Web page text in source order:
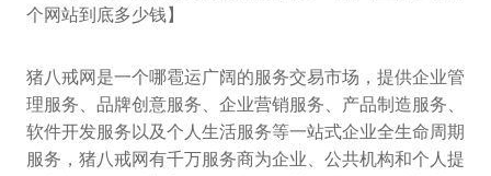
个网站到底多少钱】
猪八戒网是一个哪雹运广阔的服务交易市场，提供企业管
理服务、品牌创意服务、企业营销服务、产品制造服务、
软件开发服务以及个人生活服务等一站式企业全生命周期
服务，猪八戒网有千万服务商为企业、公共机构和个人提